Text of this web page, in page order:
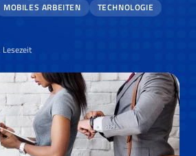
MOBILES ARBEITEN TECHNOLOGIE
Lesezeit